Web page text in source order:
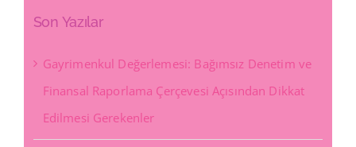
Son Yazılar
Gayrimenkul Değerlemesi: Bağımsız Denetim ve
Finansal Raporlama Çerçevesi Açısından Dikkat
Edilmesi Gerekenler